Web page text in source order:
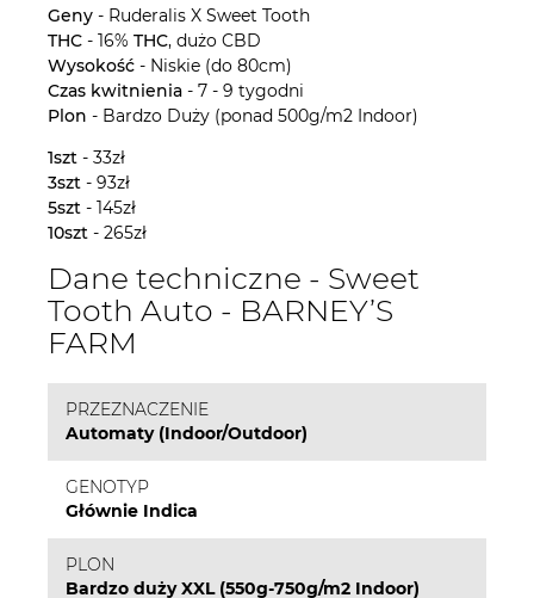
Geny - Ruderalis X Sweet Tooth
THC - 16% THC, dużo CBD
Wysokość - Niskie (do 80cm)
Czas kwitnienia - 7 - 9 tygodni
Plon - Bardzo Duży (ponad 500g/m2 Indoor)
1szt - 33zł
3szt - 93zł
5szt - 145zł
10szt - 265zł
Dane techniczne - Sweet
Tooth Auto - BARNEY’S
FARM
PRZEZNACZENIE
Automaty (Indoor/Outdoor)
GENOTYP
Głównie Indica
PLON
Bardzo duży XXL (550g-750g/m2 Indoor)